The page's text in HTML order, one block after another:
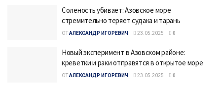
Соленость убивает: Азовское море
стремительно теряет судака и тарань
ОТАЛЕКСАНДР ИГОРЕВИЧ 23.05.2025 0
Новый эксперимент в Азовском районе:
креветки и раки отправятся в открытое море
ОТАЛЕКСАНДР ИГОРЕВИЧ 23.05.2025 0